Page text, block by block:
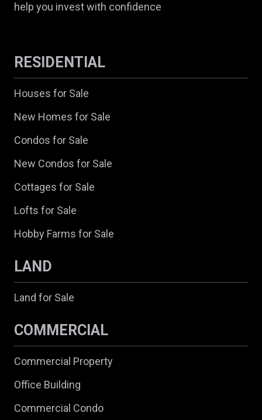
help you invest with confidence
RESIDENTIAL
Houses for Sale
New Homes for Sale
Condos for Sale
New Condos for Sale
Cottages for Sale
Lofts for Sale
Hobby Farms for Sale
LAND
Land for Sale
COMMERCIAL
Commercial Property
Office Building
Commercial Condo